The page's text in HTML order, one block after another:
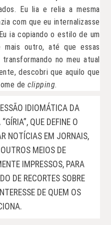
Eu lia e relia a mesma
com que eu internalizasse
ia copiando o estilo de um
outro, até que essas
no meu atual
descobri que aquilo que
declipping.
IDIOMÁTICA DA
QUE DEFINE O
NOTÍCIAS EM JORNAIS,
MEIOS DE
IMPRESSOS, PARA
DE RECORTES SOBRE
DE QUEM OS